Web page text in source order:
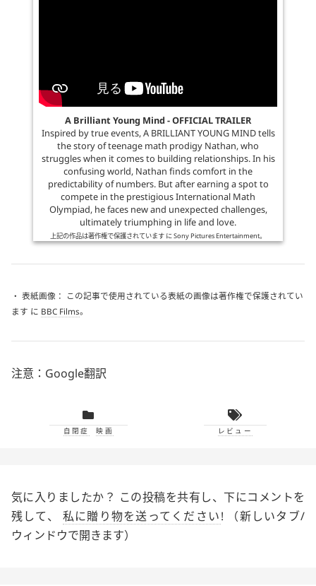
A Brilliant Young Mind - OFFICIAL TRAILER
Inspired by true events, A BRILLIANT YOUNG MIND tells
the story of teenage math prodigy Nathan, who
struggles when it comes to building relationships. In his
confusing world, Nathan finds comfort in the
predictability of numbers. But after earning a spot to
compete in the prestigious International Math
Olympiad, he faces new and unexpected challenges,
ultimately triumphing in life and love.
上記の作品は著作権で保護されています にSony Pictures Entertainment。
・ 表紙画像： この記事で使用されている表紙の画像は著作権で保護されてい
ます に BBC Films。
注意：Google翻訳
自閉症 映画 レビュー
気に入りましたか？ この投稿を共有し、下にコメントを
残して、 私に贈り物を送ってください! （新しいタブ/
ウィンドウで開きます）